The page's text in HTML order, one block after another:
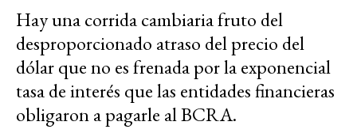
Hay una corrida cambiaria fruto del
desproporcionado atraso del precio del
dólar que no es frenada por la exponencial
tasa de interés que las entidades financieras
obligaron a pagarle al BCRA.